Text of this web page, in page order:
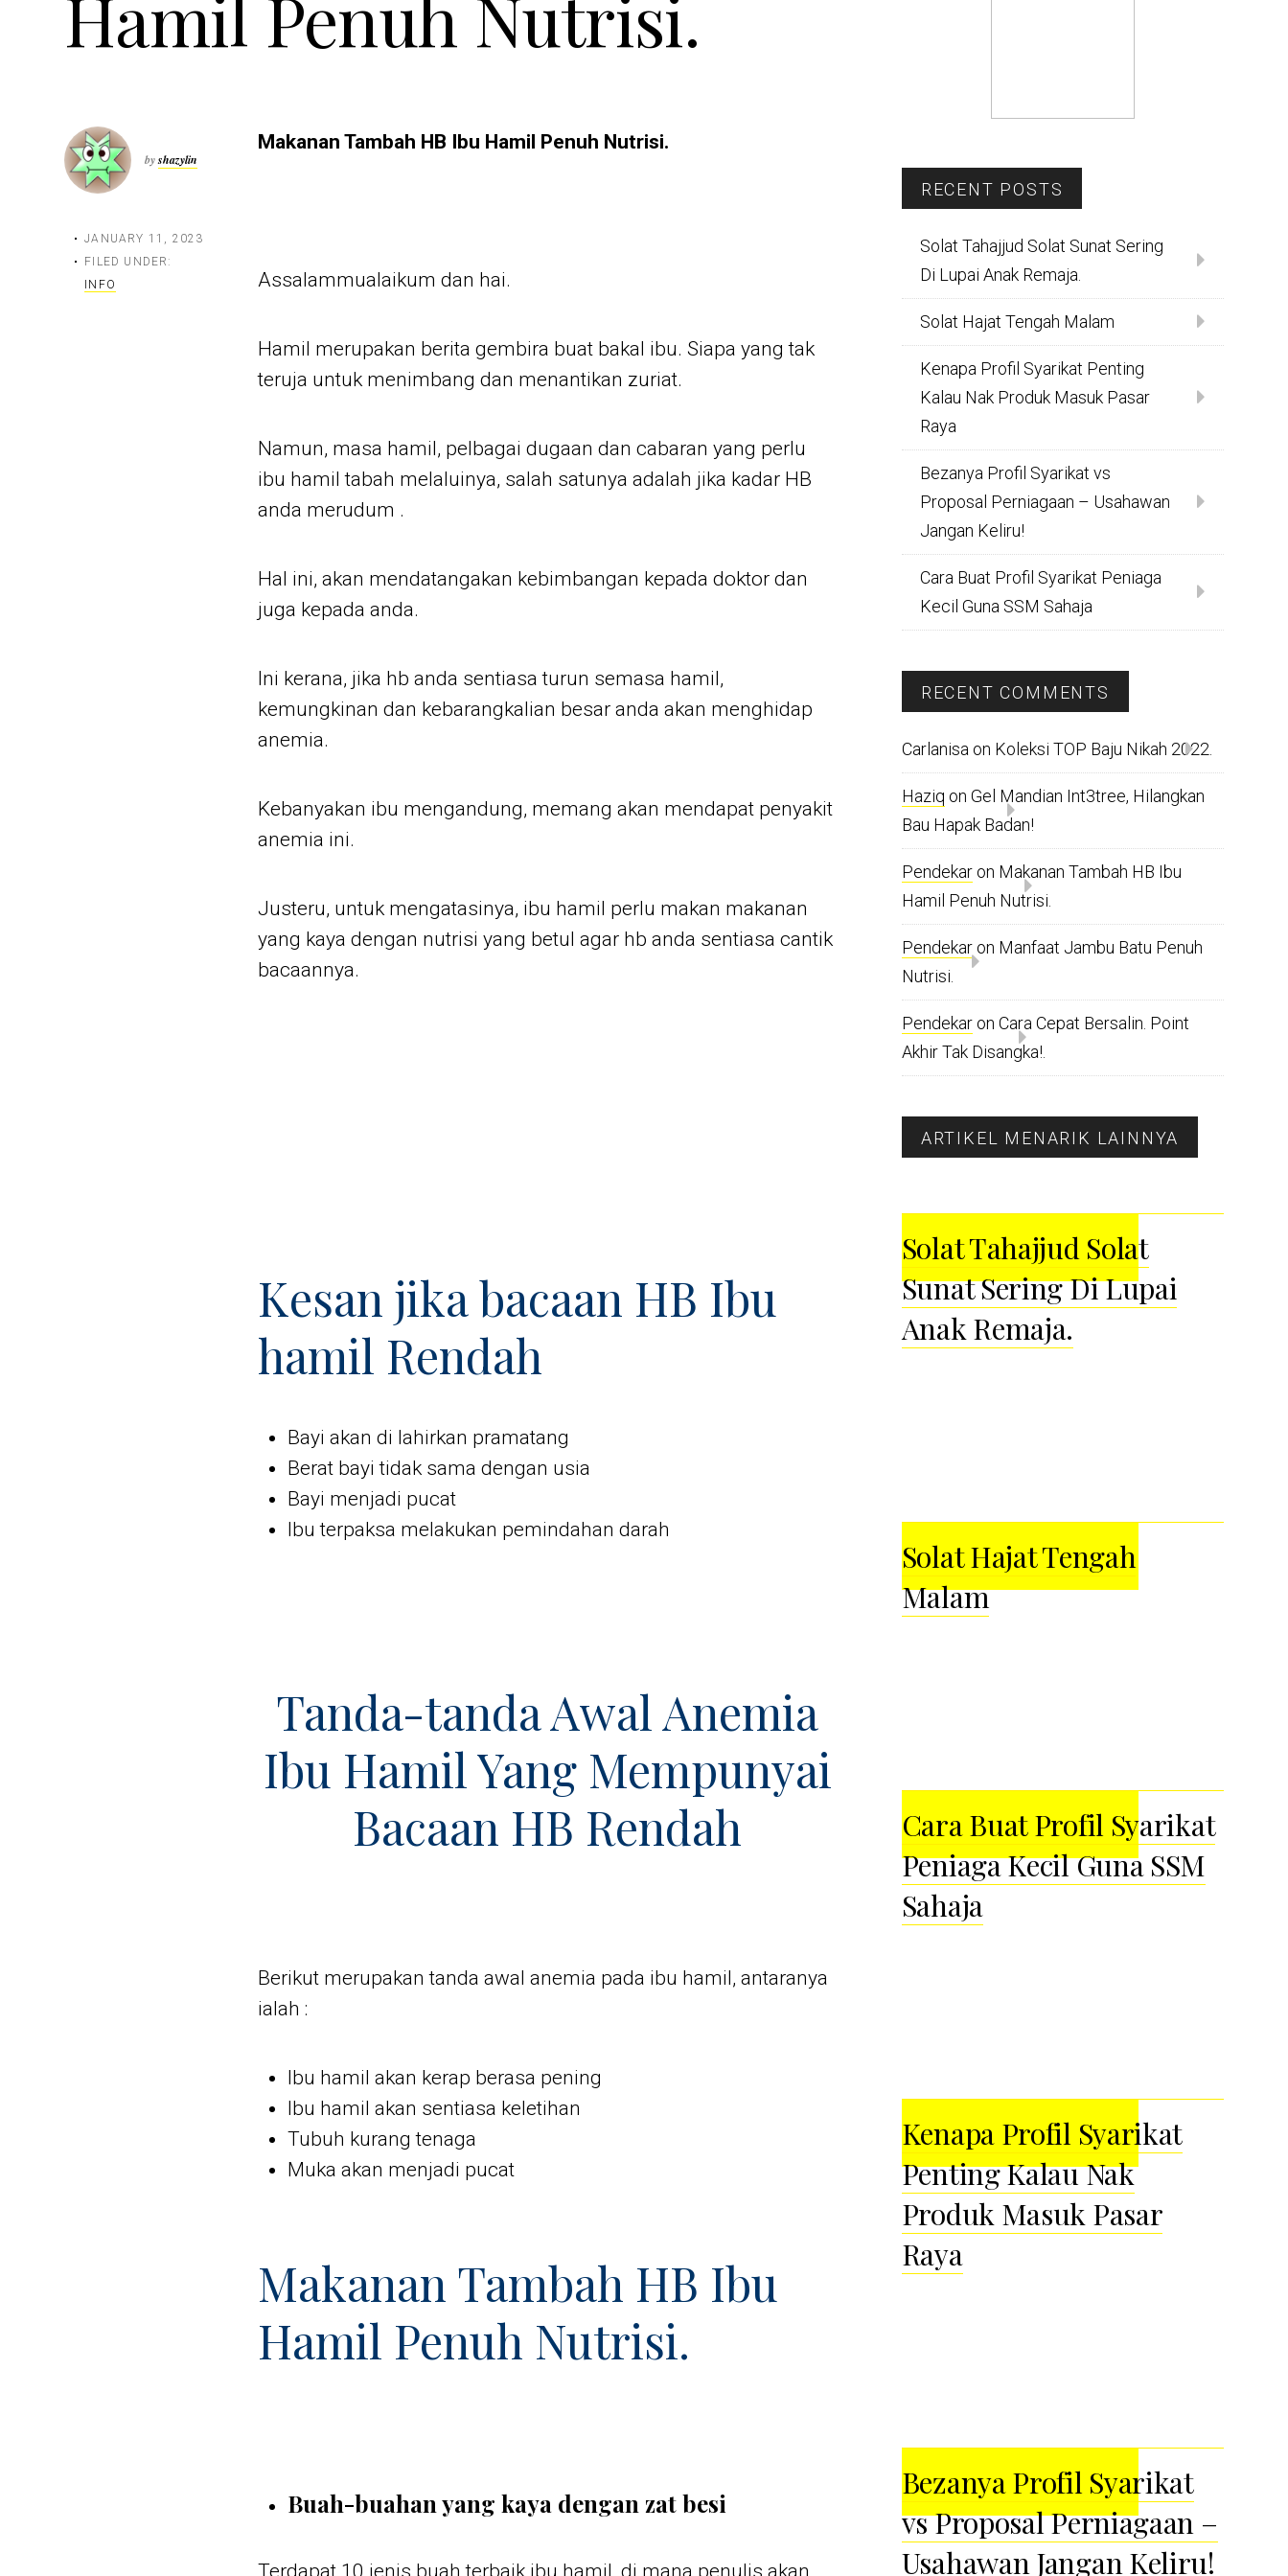
byshazylin
JANUARY 11, 2023
FILED UNDER:
INFO
Makanan Tambah HB Ibu Hamil Penuh Nutrisi.
Assalammualaikum dan hai.
Hamil merupakan berita gembira buat bakal ibu. Siapa yang tak
teruja untuk menimbang dan menantikan zuriat.
Namun, masa hamil, pelbagai dugaan dan cabaran yang perlu
ibu hamil tabah melaluinya, salah satunya adalah jika kadar HB
anda merudum .
Hal ini, akan mendatangakan kebimbangan kepada doktor dan
juga kepada anda.
Ini kerana, jika hb anda sentiasa turun semasa hamil,
kemungkinan dan kebarangkalian besar anda akan menghidap
anemia.
Kebanyakan ibu mengandung, memang akan mendapat penyakit
anemia ini.
Justeru, untuk mengatasinya, ibu hamil perlu makan makanan
yang kaya dengan nutrisi yang betul agar hb anda sentiasa cantik
bacaannya.
Kesan jika bacaan HB Ibu
hamil Rendah
Bayi akan di lahirkan pramatang
Berat bayi tidak sama dengan usia
Bayi menjadi pucat
Ibu terpaksa melakukan pemindahan darah
Tanda-tanda Awal Anemia
Ibu Hamil Yang Mempunyai
Bacaan HB Rendah
Berikut merupakan tanda awal anemia pada ibu hamil, antaranya
ialah :
Ibu hamil akan kerap berasa pening
Ibu hamil akan sentiasa keletihan
Tubuh kurang tenaga
Muka akan menjadi pucat
Makanan Tambah HB Ibu
Hamil Penuh Nutrisi.
Buah-buahan yang kaya dengan zat besi
RECENT POSTS
Solat Tahajjud Solat Sunat Sering
Di Lupai Anak Remaja.
Solat Hajat Tengah Malam
Kenapa Profil Syarikat Penting
Kalau Nak Produk Masuk Pasar
Raya
Bezanya Profil Syarikat vs
Proposal Perniagaan – Usahawan
Jangan Keliru!
Cara Buat Profil Syarikat Peniaga
Kecil Guna SSM Sahaja
RECENT COMMENTS
Carlanisa on Koleksi TOP Baju Nikah 2022.
Haziq on Gel Mandian Int3tree, Hilangkan
Bau Hapak Badan!
Pendekaron Makanan Tambah HB Ibu
Hamil Penuh Nutrisi.
Pendekaron Manfaat Jambu Batu Penuh
Nutrisi.
Pendekaron Cara Cepat Bersalin. Point
Akhir Tak Disangka!.
ARTIKEL MENARIK LAINNYA
Solat Tahajjud Solat
Sunat Sering Di Lupai
Anak Remaja.
Solat Hajat Tengah
Malam
Cara Buat Profil Syarikat
Peniaga Kecil Guna SSM
Sahaja
Kenapa Profil Syarikat
Penting Kalau Nak
Produk Masuk Pasar
Raya
Bezanya Profil Syarikat
vs Proposal Perniagaan –
Usahawan Jangan Keliru!